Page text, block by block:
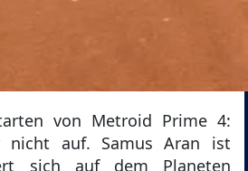
von Metroid Prime 4:
nicht auf. Samus Aran ist
sich auf dem Planeten